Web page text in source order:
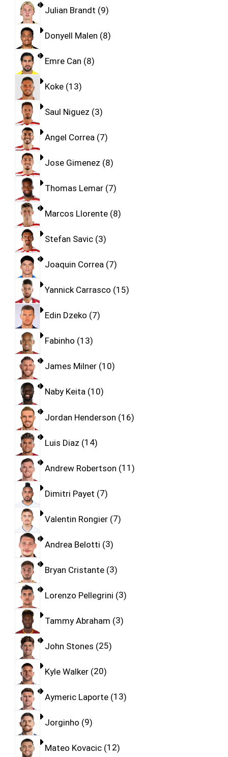
Julian Brandt 9
Donyell Malen 8
Emre Can 8
Koke 13
Saul Niguez 3
Angel Correa 7
Jose Gimenez 8
Thomas Lemar 7
Marcos Llorente 8
Stefan Savic 3
Joaquin Correa 7
Yannick Carrasco 15
Edin Dzeko 7
Fabinho 13
James Milner 10
Naby Keita 10
Jordan Henderson 16
Luis Diaz 14
Andrew Robertson 11
Dimitri Payet 7
Valentin Rongier 7
Andrea Belotti 3
Bryan Cristante 3
Lorenzo Pellegrini 3
Tammy Abraham 3
John Stones 25
Kyle Walker 20
Aymeric Laporte 13
Jorginho 9
Mateo Kovacic 12